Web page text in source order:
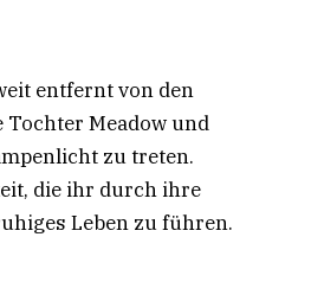
entfernt von den
Meadow und
zu treten.
die ihr durch ihre
Leben zu führen.